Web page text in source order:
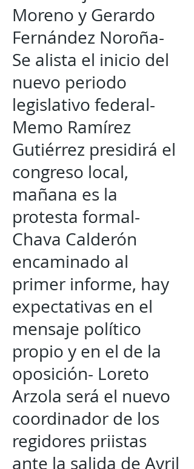
Moreno y Gerardo
Fernández Noroña-
Se alista el inicio del
nuevo periodo
legislativo federal-
Memo Ramírez
Gutiérrez presidirá el
congreso local,
mañana es la
protesta formal-
Chava Calderón
encaminado al
primer informe, hay
expectativas en el
mensaje político
propio y en el de la
oposición- Loreto
Arzola será el nuevo
coordinador de los
regidores priistas
ante la salida de Avril